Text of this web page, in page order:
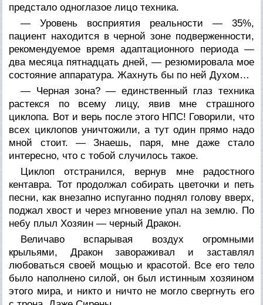
предстало одноглазое лицо техника.
— Уровень восприятия реальности — 35%,
пациент находится в черной зоне подверженности,
рекомендуемое время адаптационного периода —
два месяца пятнадцать дней, — резюмировала мое
состояние аппаратура. Жахнуть бы по ней Духом…
— Черная зона? — единственный глаз техника
растекся по всему лицу, явив мне страшного
циклопа. Вот и верь после этого НПС! Говорили, что
всех циклопов уничтожили, а тут один прямо надо
мной стоит. — Знаешь, паря, мне даже стало
интересно, что с тобой случилось такое.
Циклоп отстранился, вернув мне радостного
кентавра. Тот продолжал собирать цветочки и петь
песни, как внезапно испуганно поднял голову вверх,
поджал хвост и через мгновение упал на землю. По
небу плыл Хозяин — черный Дракон.
Величаво вспарывая воздух огромными
крыльями, Дракон завораживал и заставлял
любоваться своей мощью и красотой. Все его тело
было наполнено силой, он был истинным хозяином
этого мира, и никто и ничто не могло свергнуть его